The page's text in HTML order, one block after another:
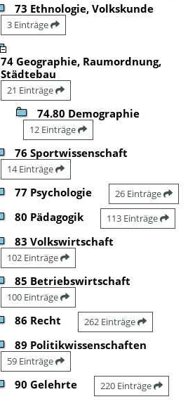
73 Ethnologie, Volkskunde
3 Einträge
74 Geographie, Raumordnung,
Städtebau
21 Einträge
74.80 Demographie
12 Einträge
76 Sportwissenschaft
14 Einträge
77 Psychologie 26 Einträge
80 Pädagogik 113 Einträge
83 Volkswirtschaft
102 Einträge
85 Betriebswirtschaft
100 Einträge
86 Recht 262 Einträge
89 Politikwissenschaften
59 Einträge
90 Gelehrte 220 Einträge